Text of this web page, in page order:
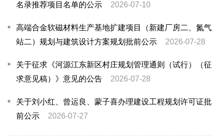
名录推荐项目名单的公示
2026-07-10
高端合金软磁材料生产基地扩建项目（新建厂房二、氮气
站二）规划与建筑设计方案规划批前公示 2026-07-28
关于征求《河源江东新区村庄规划管理通则（试行）（征
求意见稿）》意见的公告
2026-07-28
关于刘小红、曾运良、蒙子喜办理建设工程规划许可证批
前公示
2026-07-27